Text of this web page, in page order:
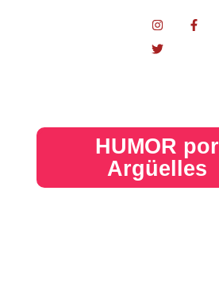
HUMOR por
Argüelles​